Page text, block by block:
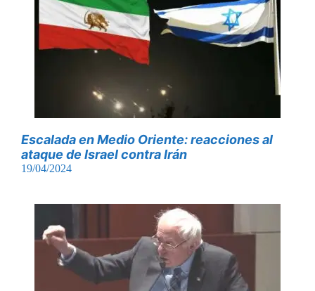
Escalada en Medio Oriente: reacciones al
ataque de Israel contra Irán
19/04/2024